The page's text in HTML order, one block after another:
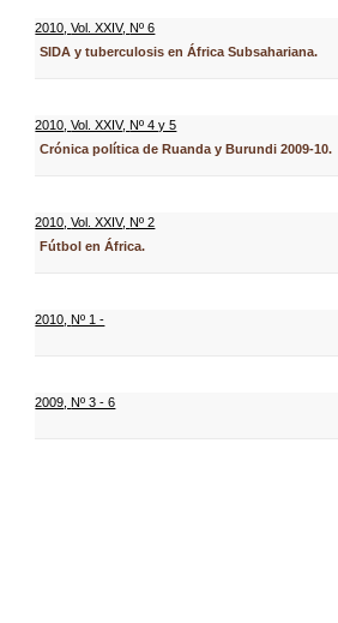
2010 ,Vol. XXIV,Nº 6
SIDA y tuberculosis en África Subsahariana.
2010 ,Vol. XXIV,Nº 4 y 5
Crónica política de Ruanda y Burundi 2009-10.
2010 ,Vol. XXIV,Nº 2
Fútbol en África.
2010 ,Nº 1 -
2009 ,Nº 3 - 6